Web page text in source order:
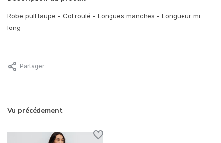
Robe pull taupe - Col roulé - Longues manches - Longueur mi
long
Partager
Vu précédement